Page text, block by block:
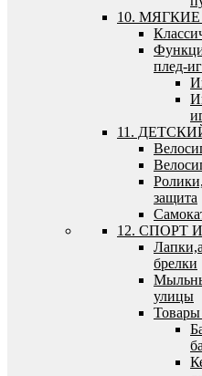
10.
плед-
11.
защита
12. СПОРТ
брелки
улицы